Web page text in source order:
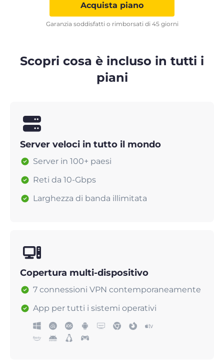
Acquista piano
Garanzia soddisfatti o rimborsati di 45 giorni
Scopri cosa è incluso in tutti i
piani
Server veloci in tutto il mondo
Server in 100+ paesi
Reti da 10-Gbps
Larghezza di banda illimitata
Copertura multi-dispositivo
7 connessioni VPN contemporaneamente
App per tutti i sistemi operativi